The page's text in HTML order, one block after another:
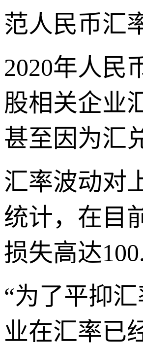
范人民币汇
2020年人民
股相关企业
甚至因为汇
汇率波动对
统计，在目
损失高达
“为了平抑
业在汇率已